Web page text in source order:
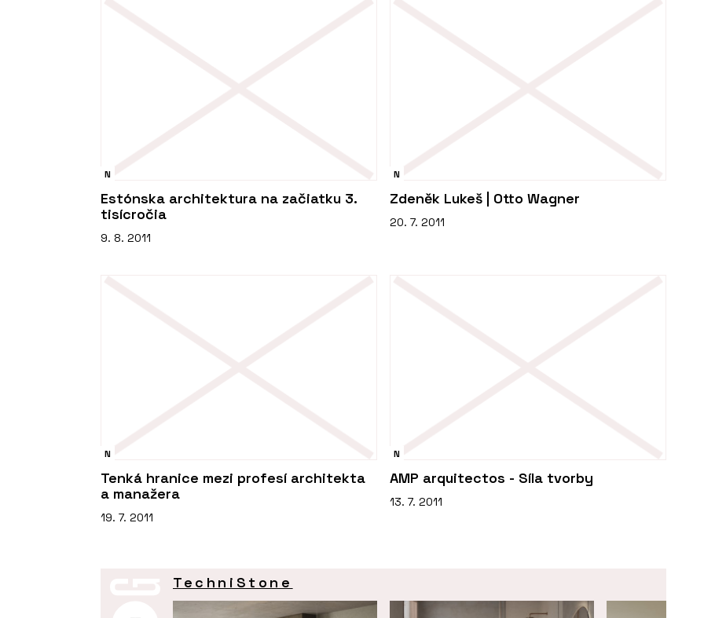
N
Estónska architektura na začiatku 3.
tisícročia
9. 8. 2011
N
Zdeněk Lukeš | Otto Wagner
20. 7. 2011
N
Tenká hranice mezi profesí architekta
a manažera
19. 7. 2011
N
AMP arquitectos - Síla tvorby
13. 7. 2011
TechniStone